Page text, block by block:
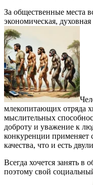
За общественные места
экономическая,
млекопитающих отряда
мыслительных
доброту и уважение к
конкуренции
качества, что и есть
Всегда хочется занять в
поэтому свой